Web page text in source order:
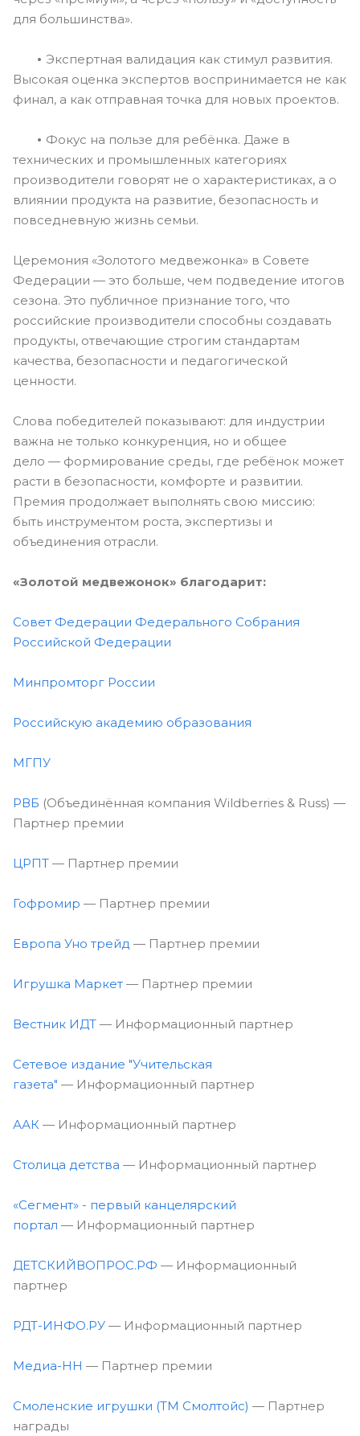
для большинства».
• Экспертная валидация как стимул развития.
Высокая оценка экспертов воспринимается не как
финал, а как отправная точка для новых проектов.
• Фокус на пользе для ребёнка. Даже в
технических и промышленных категориях
производители говорят не о характеристиках, а о
влиянии продукта на развитие, безопасность и
повседневную жизнь семьи.
Церемония «Золотого медвежонка» в Совете
Федерации — это больше, чем подведение итогов
сезона. Это публичное признание того, что
российские производители способны создавать
продукты, отвечающие строгим стандартам
качества, безопасности и педагогической
ценности.
Слова победителей показывают: для индустрии
важна не только конкуренция, но и общее
дело — формирование среды, где ребёнок может
расти в безопасности, комфорте и развитии.
Премия продолжает выполнять свою миссию:
быть инструментом роста, экспертизы и
объединения отрасли.
«Золотой медвежонок» благодарит:
Совет Федерации Федерального Собрания
Российской Федерации
Минпромторг России
Российскую академию образования
МГПУ
РВБ (Объединённая компания Wildberries & Russ) —
Партнер премии
ЦРПТ — Партнер премии
Гофромир — Партнер премии
Европа Уно трейд — Партнер премии
Игрушка Маркет — Партнер премии
Вестник ИДТ — Информационный партнер
Сетевое издание "Учительская
газета" — Информационный партнер
ААК — Информационный партнер
Столица детства — Информационный партнер
«Сегмент» - первый канцелярский
портал — Информационный партнер
ДЕТСКИЙВОПРОС.РФ — Информационный
партнер
РДТ-ИНФО.РУ — Информационный партнер
Медиа-НН — Партнер премии
Смоленские игрушки (ТМ Смолтойс) — Партнер
награды